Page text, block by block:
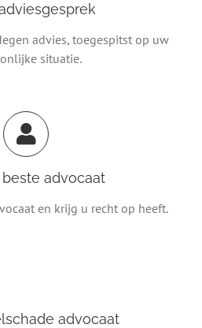
advies, toegespitst op uw
situatie.
advocaat
en krijg u recht op heeft.
advocaat